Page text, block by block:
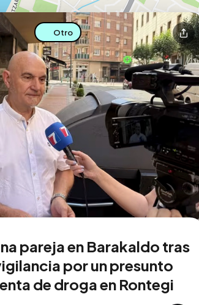
Otro
pareja en Barakaldo tras
por un presunto
de droga en Rontegi